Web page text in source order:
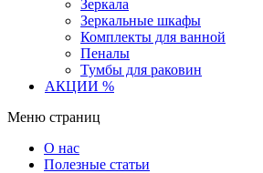
Зеркала
Зеркальные шкафы
Комплекты для ванной
Пеналы
Тумбы для раковин
АКЦИИ %
Меню страниц
О нас
Полезные статьи